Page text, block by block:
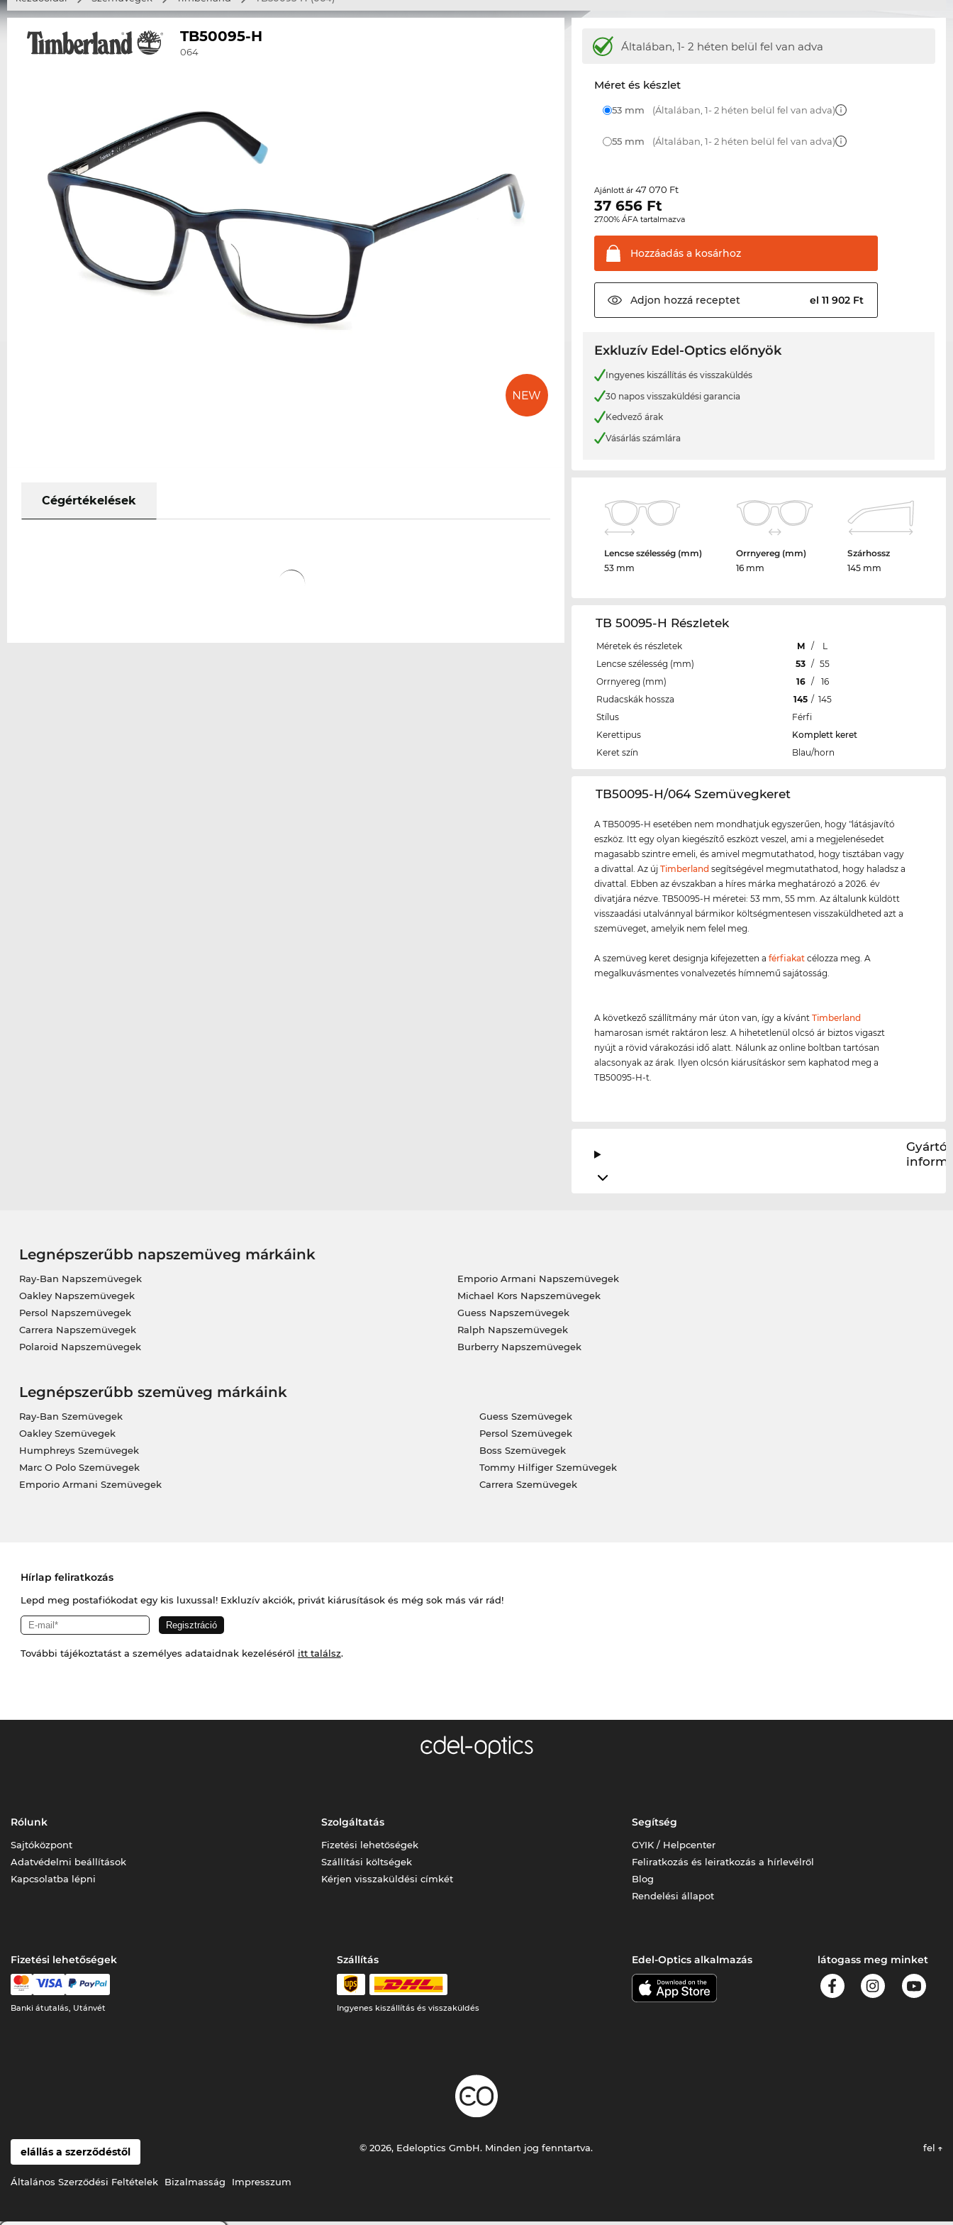
TB50095-H
064
Cégértékelések
Általában, 1- 2 héten belül fel van adva
Méret és készlet
53 mm (Általában, 1- 2 héten belül fel van adva)
55 mm (Általában, 1- 2 héten belül fel van adva)
Ajánlott ár47 070 Ft
37 656 Ft
27.00% ÁFA tartalmazva
Hozzáadás a kosárhoz
Adjon hozzá receptet el 11 902 Ft
Exkluzív Edel-Optics előnyök
Ingyenes kiszállítás és visszaküldés
30 napos visszaküldési garancia
Kedvező árak
Vásárlás számlára
Lencse szélesség (mm)
53 mm
Orrnyereg (mm)
16 mm
Szárhossz
145 mm
TB 50095-H Részletek
Méretek és részletek M /
L
Lencse szélesség (mm)
53 / 55
Orrnyereg (mm)
16 /
16
Rudacskák hossza
145 / 145
Stílus
Férfi
Kerettipus
Komplett keret
Keret szín
Blau/horn
‌TB50095-H/064 Szemüvegkeret
A TB50095-H esetében nem mondhatjuk egyszerűen, hogy "látásjavító
eszköz. Itt egy olyan kiegészítő eszközt veszel, ami a megjelenésedet
magasabb szintre emeli, és amivel megmutathatod, hogy tisztában vagy
a divattal. Az újTimberland segítségével megmutathatod, hogy haladsz a
divattal. Ebben az évszakban a híres márka meghatározó a 2026. év
divatjára nézve. TB50095-H méretei: 53 mm, 55 mm. Az általunk küldött
visszaadási utalvánnyal bármikor költségmentesen visszaküldheted azt a
szemüveget, amelyik nem felel meg.
A szemüveg keret designja kifejezetten aférfiakat célozza meg. A
megalkuvásmentes vonalvezetés hímnemű sajátosság.
A következő szállítmány már úton van, így a kívántTimberland
hamarosan ismét raktáron lesz. A hihetetlenül olcsó ár biztos vigaszt
nyújt a rövid várakozási idő alatt. Nálunk az online boltban tartósan
alacsonyak az árak. Ilyen olcsón kiárusításkor sem kaphatod meg a
TB50095-H-t.
Gyártói
Legnépszerűbb napszemüveg márkáink
Ray-Ban Napszemüvegek
Oakley Napszemüvegek
Persol Napszemüvegek
Carrera Napszemüvegek
Polaroid Napszemüvegek
Emporio Armani Napszemüvegek
Michael Kors Napszemüvegek
Guess Napszemüvegek
Ralph Napszemüvegek
Burberry Napszemüvegek
Legnépszerűbb szemüveg márkáink
Ray-Ban Szemüvegek
Oakley Szemüvegek
Humphreys Szemüvegek
Marc O Polo Szemüvegek
Emporio Armani Szemüvegek
Guess Szemüvegek
Persol Szemüvegek
Boss Szemüvegek
Tommy Hilfiger Szemüvegek
Carrera Szemüvegek
Hírlap feliratkozás
Lepd meg postafiókodat egy kis luxussal! Exkluzív akciók, privát kiárusítások és még sok más vár rád!
További tájékoztatást a személyes adataidnak kezeléséről itt találsz.
Rólunk
Sajtóközpont
Adatvédelmi beállítások
Kapcsolatba lépni
Szolgáltatás
Fizetési lehetőségek
Szállítási költségek
Kérjen visszaküldési címkét
Segítség
GYIK / Helpcenter
Feliratkozás és leiratkozás a hírlevélről
Blog
Rendelési állapot
Fizetési lehetőségek
Banki átutalás, Utánvét
Szállítás
Ingyenes kiszállítás és visszaküldés
Edel-Optics alkalmazás látogass meg minket
elállás a szerződéstől
Általános Szerződési Feltételek Bizalmasság Impresszum
© 2026, Edeloptics GmbH. Minden jog fenntartva. fel